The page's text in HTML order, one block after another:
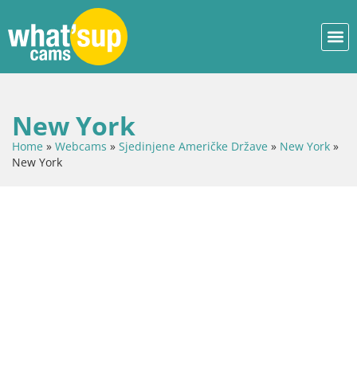
New York
Home » Webcams » Sjedinjene Američke Države » New York »
New York